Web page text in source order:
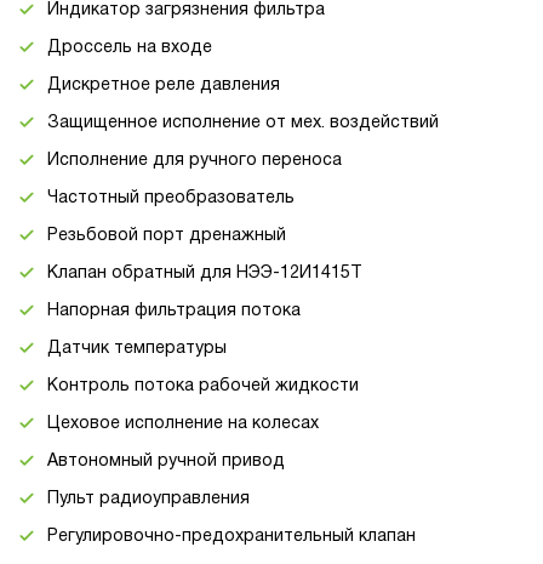
Индикатор загрязнения фильтра
Дроссель на входе
Дискретное реле давления
Защищенное исполнение от мех. воздействий
Исполнение для ручного переноса
Частотный преобразователь
Резьбовой порт дренажный
Клапан обратный для НЭЭ-12И1415Т
Напорная фильтрация потока
Датчик температуры
Контроль потока рабочей жидкости
Цеховое исполнение на колесах
Автономный ручной привод
Пульт радиоуправления
Регулировочно-предохранительный клапан